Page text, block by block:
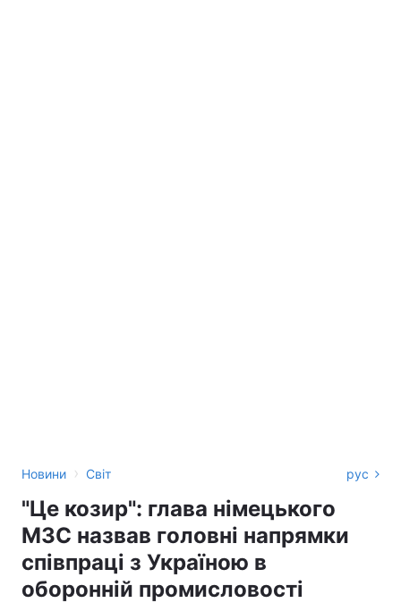
Новини › Світ рус
"Це козир": глава німецького
МЗС назвав головні напрямки
співпраці з Україною в
оборонній промисловості